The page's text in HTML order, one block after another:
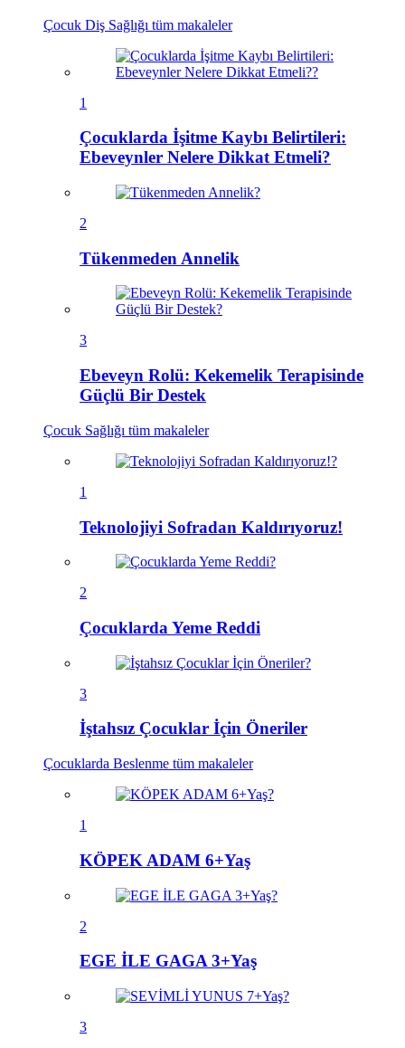
Çocuk Diş Sağlığı tüm makaleler
1
Çocuklarda İşitme Kaybı Belirtileri:
Ebeveynler Nelere Dikkat Etmeli?
2
Tükenmeden Annelik
3
Ebeveyn Rolü: Kekemelik Terapisinde
Güçlü Bir Destek
Çocuk Sağlığı tüm makaleler
1
Teknolojiyi Sofradan Kaldırıyoruz!
2
Çocuklarda Yeme Reddi
3
İştahsız Çocuklar İçin Öneriler
Çocuklarda Beslenme tüm makaleler
1
KÖPEK ADAM 6+Yaş
2
EGE İLE GAGA 3+Yaş
3